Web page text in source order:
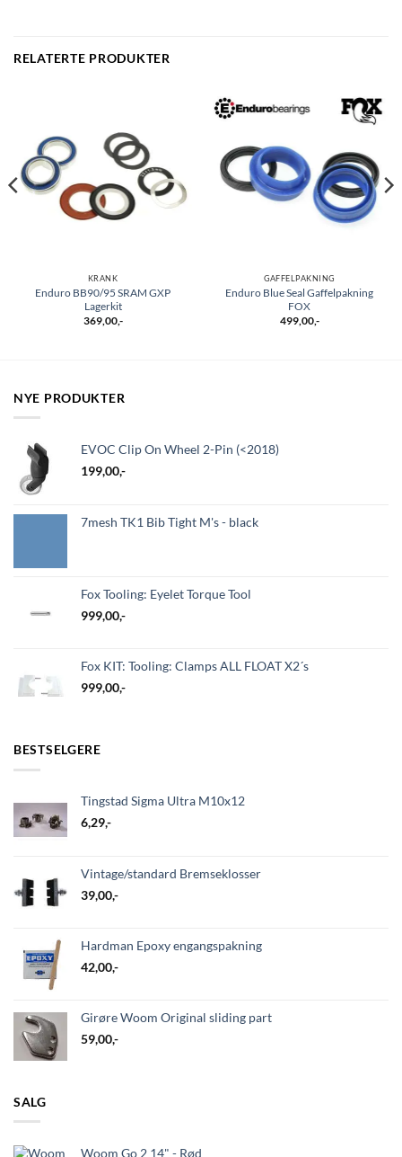
RELATERTE PRODUKTER
KRANK
Enduro BB90/95 SRAM GXP
Lagerkit
369,00,-
GAFFELPAKNING
Enduro Blue Seal Gaffelpakning
FOX
499,00,-
NYE PRODUKTER
EVOC Clip On Wheel 2-Pin (<2018)
199,00,-
7mesh TK1 Bib Tight M's - black
Fox Tooling: Eyelet Torque Tool
999,00,-
Fox KIT: Tooling: Clamps ALL FLOAT X2´s
999,00,-
BESTSELGERE
Tingstad Sigma Ultra M10x12
6,29,-
Vintage/standard Bremseklosser
39,00,-
Hardman Epoxy engangspakning
42,00,-
Girøre Woom Original sliding part
59,00,-
SALG
Woom Go 2 14" - Rød